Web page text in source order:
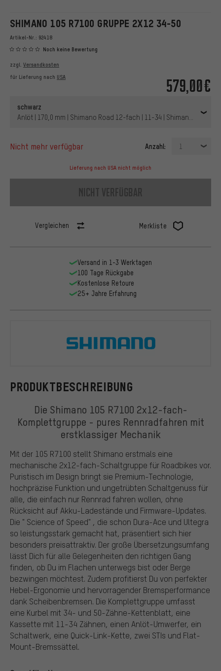
SHIMANO 105 R7100 GRUPPE 2X12 34-50
Artikel-Nr.: 92418
Noch keine Bewertung
579,00€
zzgl. Versandkosten
für Lieferung nach USA
schwarz
Anlöt | 170,0 mm | Shimano Road 12-fach | 11-34 | Shimano Road |
nicht mehr verfügbar Anzahl: 1
Lieferung nach USA nicht möglich
nicht verfügbar
Vergleichen Merkliste
PRODUKTBESCHREIBUNG
Die Shimano 105 R7100 2x12-fach-
Komplettgruppe - pures Rennradfahren mit
erstklassiger Mechanik
Mit der 105 R7100 stellt Shimano erstmals eine
mechanische 2x12-fach-Schaltgruppe für Roadbikes vor.
Puristisch im Design bringt sie Premium-Technologie,
hochpräzise Funktion und ungetrübten Schaltgenuss für
alle, die einfach nur Rennrad fahren wollen, ohne
Rücksicht auf Akku-Ladestände und Firmware-Updates.
Die " Science of Speed" , die schon Dura-Ace und Ultegra
so leistungsstark gemacht hat, präsentiert sich hier
besonders preisattraktiv. Der große Übersetzungsumfang
lässt Dich für alle Gelegenheiten den richtigen Gang
finden, ob Du im Flachen unterwegs bist oder Berge
bezwingen möchtest. Zudem profitierst Du von perfekter
Hebel-Ergonomie und hervorragender Bremsperformance
dank Scheibenbremsen. Die Komplettgruppe umfasst
eine Kurbel mit 34- und 50-Zähne-Kettenblatt, eine
Kassette mit 11-34 Zähnen, einen Anlöt-Umwerfer, ein
Schaltwerk, eine Quick-Link-Kette, zwei STIs und Flat-
Mount-Bremssättel.
Versand in 1-3 Werktagen
100 Tage Rückgabe
Kostenlose Retoure
25+ Jahre Erfahrung
Shimano